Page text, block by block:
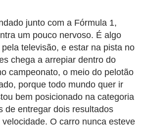
junto com a Fórmula 1,
um pouco nervoso. É algo
televisão, e estar na pista no
chega a arrepiar dentro do
campeonato, o meio do pelotão
porque todo mundo quer ir
bem posicionado na categoria
de entregar dois resultados
O carro nunca esteve